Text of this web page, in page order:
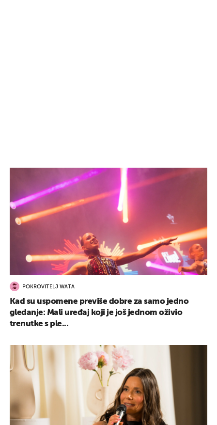
POKROVITELJ WATA
Kad su uspomene previše dobre za samo jedno
gledanje: Mali uređaj koji je još jednom oživio
trenutke s ple...